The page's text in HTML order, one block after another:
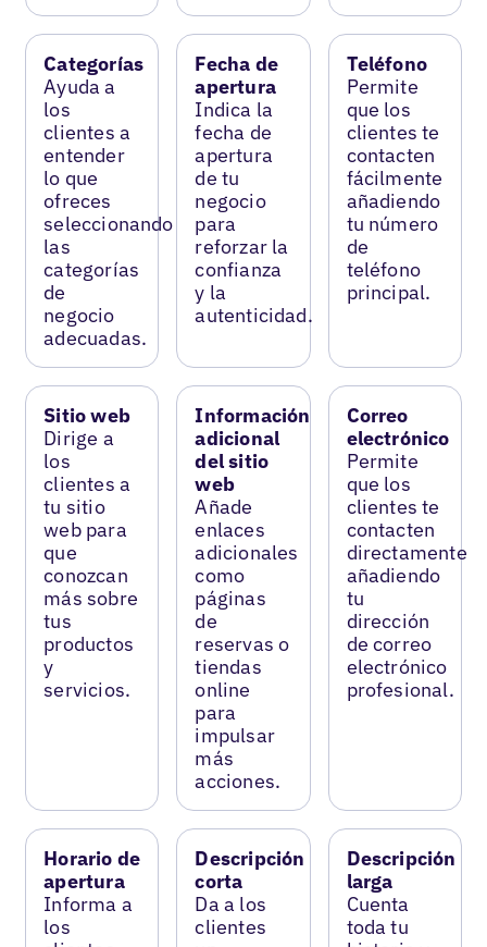
Categorías
Ayuda a
los
clientes a
entender
lo que
ofreces
seleccionando
las
categorías
de
negocio
adecuadas.
Fecha de
apertura
Indica la
fecha de
apertura
de tu
negocio
para
reforzar la
confianza
y la
autenticidad.
Teléfono
Permite
que los
clientes te
contacten
fácilmente
añadiendo
tu número
de
teléfono
principal.
Sitio web
Dirige a
los
clientes a
tu sitio
web para
que
conozcan
más sobre
tus
productos
y
servicios.
Información
adicional
del sitio
web
Añade
enlaces
adicionales
como
páginas
de
reservas o
tiendas
online
para
impulsar
más
acciones.
Correo
electrónico
Permite
que los
clientes te
contacten
directamente
añadiendo
tu
dirección
de correo
electrónico
profesional.
Horario de
apertura
Informa a
los
Descripción
corta
Da a los
clientes
Descripción
larga
Cuenta
toda tu